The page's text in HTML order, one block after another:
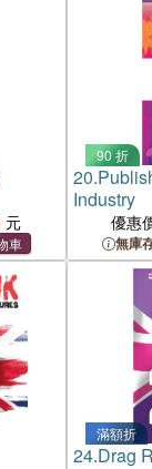
90 折
20.
Industry
優惠
無庫
滿額折
24.Drag